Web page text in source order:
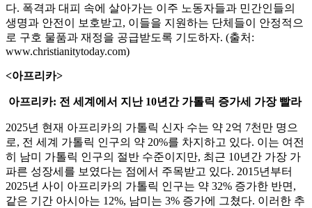
다. 폭격과 대피 속에 살아가는 이주 노동자들과 민간인들의
생명과 안전이 보호받고, 이들을 지원하는 단체들이 안정적으
로 구호 물품과 재정을 공급받도록 기도하자. (출처:
www.christianitytoday.com)
<아프리카>
아프리카: 전 세계에서 지난 10년간 가톨릭 증가세 가장 빨라
2025년 현재 아프리카의 가톨릭 신자 수는 약 2억 7천만 명으
로, 전 세계 가톨릭 인구의 약 20%를 차지하고 있다. 이는 여전
히 남미 가톨릭 인구의 절반 수준이지만, 최근 10년간 가장 가
파른 성장세를 보였다는 점에서 주목받고 있다. 2015년부터
2025년 사이 아프리카의 가톨릭 인구는 약 32% 증가한 반면,
같은 기간 아시아는 12%, 남미는 3% 증가에 그쳤다. 이러한 추